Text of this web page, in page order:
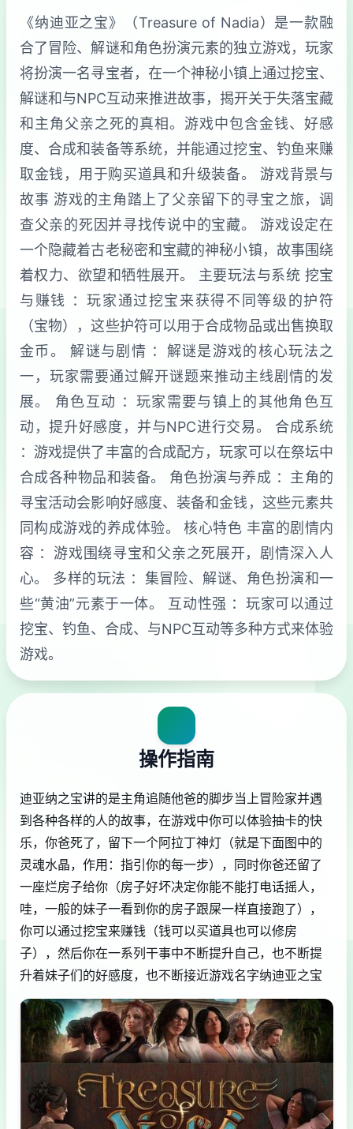
《纳迪亚之宝》（Treasure of Nadia）是一款融
合了冒险、解谜和角色扮演元素的独立游戏，玩家
将扮演一名寻宝者，在一个神秘小镇上通过挖宝、
解谜和与NPC互动来推进故事，揭开关于失落宝藏
和主角父亲之死的真相。游戏中包含金钱、好感
度、合成和装备等系统，并能通过挖宝、钓鱼来赚
取金钱，用于购买道具和升级装备。 游戏背景与
故事 游戏的主角踏上了父亲留下的寻宝之旅，调
查父亲的死因并寻找传说中的宝藏。 游戏设定在
一个隐藏着古老秘密和宝藏的神秘小镇，故事围绕
着权力、欲望和牺牲展开。 主要玩法与系统 挖宝
与赚钱 ：玩家通过挖宝来获得不同等级的护符
（宝物），这些护符可以用于合成物品或出售换取
金币。 解谜与剧情 ：解谜是游戏的核心玩法之
一，玩家需要通过解开谜题来推动主线剧情的发
展。 角色互动 ：玩家需要与镇上的其他角色互
动，提升好感度，并与NPC进行交易。 合成系统
：游戏提供了丰富的合成配方，玩家可以在祭坛中
合成各种物品和装备。 角色扮演与养成 ：主角的
寻宝活动会影响好感度、装备和金钱，这些元素共
同构成游戏的养成体验。 核心特色 丰富的剧情内
容 ：游戏围绕寻宝和父亲之死展开，剧情深入人
心。 多样的玩法 ：集冒险、解谜、角色扮演和一
些“黄油”元素于一体。 互动性强 ：玩家可以通过
挖宝、钓鱼、合成、与NPC互动等多种方式来体验
游戏。
操作指南
迪亚纳之宝讲的是主角追随他爸的脚步当上冒险家并遇
到各种各样的人的故事，在游戏中你可以体验抽卡的快
乐，你爸死了，留下一个阿拉丁神灯（就是下面图中的
灵魂水晶，作用：指引你的每一步），同时你爸还留了
一座烂房子给你（房子好坏决定你能不能打电话摇人，
哇，一般的妹子一看到你的房子跟屎一样直接跑了），
你可以通过挖宝来赚钱（钱可以买道具也可以修房
子），然后你在一系列干事中不断提升自己，也不断提
升着妹子们的好感度，也不断接近游戏名字纳迪亚之宝